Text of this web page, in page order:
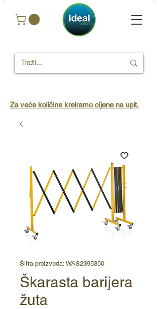
Za veće količine kreiramo cijene na upit.
Šifra proizvoda: WAS2395350
Škarasta barijera
žuta